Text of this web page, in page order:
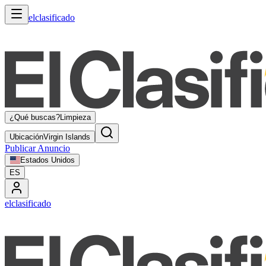
elclasificado
¿Qué buscas?Limpieza
UbicaciónVirgin Islands
Publicar Anuncio
Estados Unidos
ES
elclasificado